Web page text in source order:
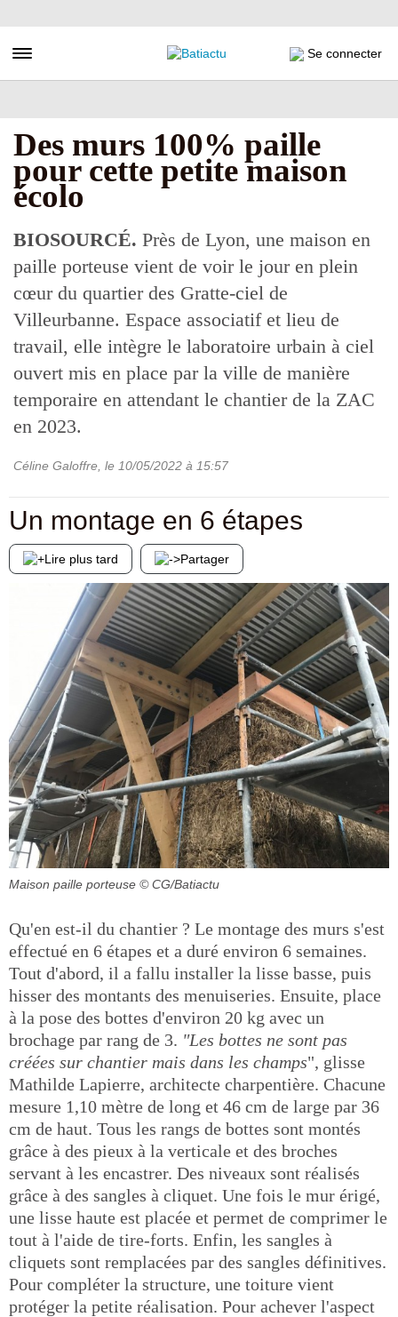
au
principal
Toggle navigation Se connecter
Des murs 100% paille
pour cette petite maison
écolo
BIOSOURCÉ. Près de Lyon, une maison en
paille porteuse vient de voir le jour en plein
cœur du quartier des Gratte-ciel de
Villeurbanne. Espace associatif et lieu de
travail, elle intègre le laboratoire urbain à ciel
ouvert mis en place par la ville de manière
temporaire en attendant le chantier de la ZAC
en 2023.
Céline Galoffre , le 10/05/2022 à 15:57
Un montage en 6 étapes
Lire plus tard Partager
Maison paille porteuse © CG/Batiactu
Qu'en est-il du chantier ? Le montage des murs s'est
effectué en 6 étapes et a duré environ 6 semaines.
Tout d'abord, il a fallu installer la lisse basse, puis
hisser des montants des menuiseries. Ensuite, place
à la pose des bottes d'environ 20 kg avec un
brochage par rang de 3. "Les bottes ne sont pas
créées sur chantier mais dans les champs", glisse
Mathilde Lapierre, architecte charpentière. Chacune
mesure 1,10 mètre de long et 46 cm de large par 36
cm de haut. Tous les rangs de bottes sont montés
grâce à des pieux à la verticale et des broches
servant à les encastrer. Des niveaux sont réalisés
grâce à des sangles à cliquet. Une fois le mur érigé,
une lisse haute est placée et permet de comprimer le
tout à l'aide de tire-forts. Enfin, les sangles à
cliquets sont remplacées par des sangles définitives.
Pour compléter la structure, une toiture vient
protéger la petite réalisation. Pour achever l'aspect